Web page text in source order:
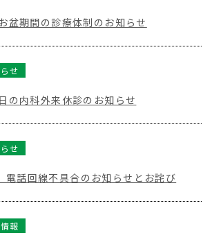
期間の診療体制のお知らせ
せ
の内科外来休診のお知らせ
せ
電話回線不具合のお知らせとお詫び
報